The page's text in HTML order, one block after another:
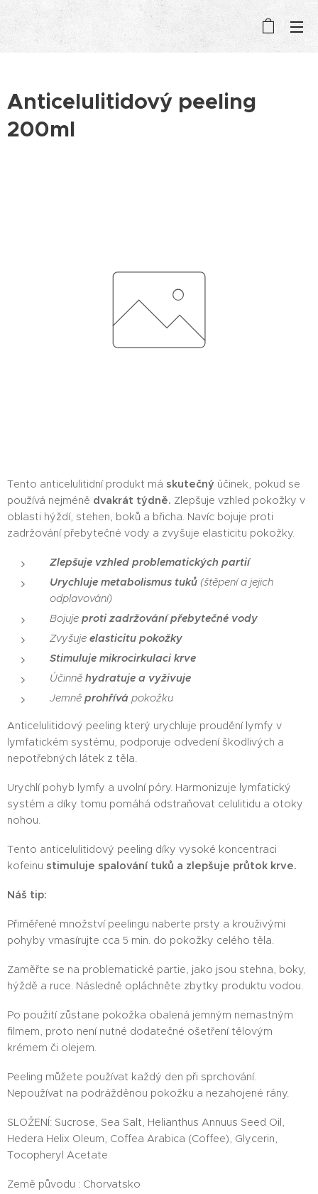
Anticelulitidový peeling
200ml
Tento anticelulitidní produkt má skutečný účinek, pokud se
používá nejméně dvakrát týdně. Zlepšuje vzhled pokožky v
oblasti hýždí, stehen, boků a břicha. Navíc bojuje proti
zadržování přebytečné vody a zvyšuje elasticitu pokožky.
Zlepšuje vzhled problematických partií
Urychluje metabolismus tuků (štěpení a jejich
odplavování)
Bojuje proti zadržování přebytečné vody
Zvyšuje elasticitu pokožky
Stimuluje mikrocirkulaci krve
Účinně hydratuje a vyživuje
Jemně prohřívá pokožku
Anticelulitidový peeling který urychluje proudění lymfy v
lymfatickém systému, podporuje odvedení škodlivých a
nepotřebných látek z těla.
Urychlí pohyb lymfy a uvolní póry. Harmonizuje lymfatický
systém a díky tomu pomáhá odstraňovat celulitidu a otoky
nohou.
Tento anticelulitidový peeling díky vysoké koncentraci
kofeinu stimuluje spalování tuků a zlepšuje průtok krve.
Náš tip:
Přiměřené množství peelingu naberte prsty a krouživými
pohyby vmasírujte cca 5 min. do pokožky celého těla.
Zaměřte se na problematické partie, jako jsou stehna, boky,
hýždě a ruce. Následně opláchněte zbytky produktu vodou.
Po použití zůstane pokožka obalená jemným nemastným
filmem, proto není nutné dodatečné ošetření tělovým
krémem či olejem.
Peeling můžete používat každý den při sprchování.
Nepoužívat na podrážděnou pokožku a nezahojené rány.
SLOŽENÍ: Sucrose, Sea Salt, Helianthus Annuus Seed Oil,
Hedera Helix Oleum, Coffea Arabica (Coffee), Glycerin,
Tocopheryl Acetate
Země původu : Chorvatsko